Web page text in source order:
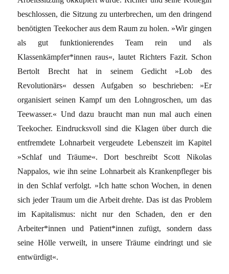
beschlossen, die Sitzung zu unterbrechen, um den dringend
benötigten Teekocher aus dem Raum zu holen. »Wir gingen
als gut funktionierendes Team rein und als
Klassenkämpfer*innen raus«, lautet Richters Fazit. Schon
Bertolt Brecht hat in seinem Gedicht »Lob des
Revolutionärs« dessen Aufgaben so beschrieben: »Er
organisiert seinen Kampf um den Lohngroschen, um das
Teewasser.« Und dazu braucht man nun mal auch einen
Teekocher. Eindrucksvoll sind die Klagen über durch die
entfremdete Lohnarbeit vergeudete Lebenszeit im Kapitel
»Schlaf und Träume«. Dort beschreibt Scott Nikolas
Nappalos, wie ihn seine Lohnarbeit als Krankenpfleger bis
in den Schlaf verfolgt. »Ich hatte schon Wochen, in denen
sich jeder Traum um die Arbeit drehte. Das ist das Problem
im Kapitalismus: nicht nur den Schaden, den er den
Arbeiter*innen und Patient*innen zufügt, sondern dass
seine Hölle verweilt, in unsere Träume eindringt und sie
entwürdigt«.